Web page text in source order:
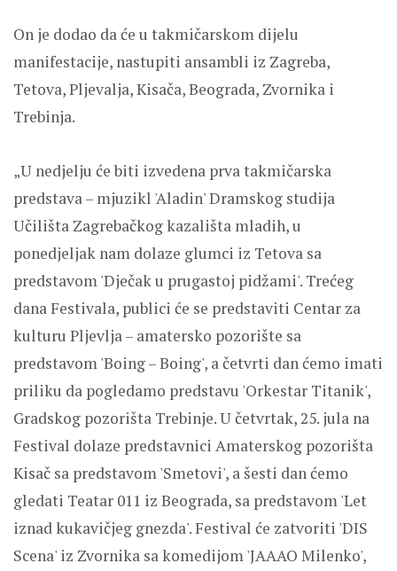
On je dodao da će u takmičarskom dijelu
manifestacije, nastupiti ansambli iz Zagreba,
Tetova, Pljevalja, Kisača, Beograda, Zvornika i
Trebinja.
„U nedjelju će biti izvedena prva takmičarska
predstava – mjuzikl 'Aladin' Dramskog studija
Učilišta Zagrebačkog kazališta mladih, u
ponedjeljak nam dolaze glumci iz Tetova sa
predstavom 'Dječak u prugastoj pidžami'. Trećeg
dana Festivala, publici će se predstaviti Centar za
kulturu Pljevlja – amatersko pozorište sa
predstavom 'Boing – Boing', a četvrti dan ćemo imati
priliku da pogledamo predstavu 'Orkestar Titanik',
Gradskog pozorišta Trebinje. U četvrtak, 25. jula na
Festival dolaze predstavnici Amaterskog pozorišta
Kisač sa predstavom 'Smetovi', a šesti dan ćemo
gledati Teatar 011 iz Beograda, sa predstavom 'Let
iznad kukavičjeg gnezda'. Festival će zatvoriti 'DIS
Scena' iz Zvornika sa komedijom 'JAAAO Milenko',